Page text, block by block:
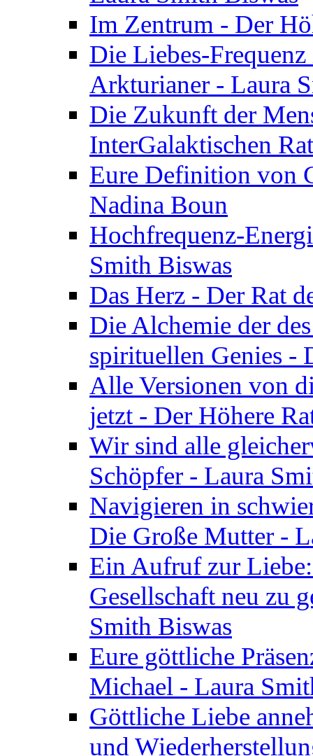
Im Zentrum - Der
Die Liebes-
Arkturianer - Laura
Die Zukunft der
InterGalaktischen
Eure Definition von
Nadina Boun
Hochfrequenz-
Smith Biswas
Das Herz - Der Rat
Die Alchemie der
spirituellen Genies -
Alle Versionen von
jetzt - Der Höhere
Wir sind alle
Schöpfer - Laura
Navigieren in
Die Große Mutter -
Ein Aufruf zur
Gesellschaft neu zu
Smith Biswas
Eure göttliche
Michael - Laura
Göttliche Liebe
und